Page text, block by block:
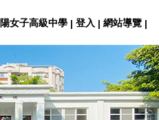
女子高級中學 | 登入 | 網站導覽 |